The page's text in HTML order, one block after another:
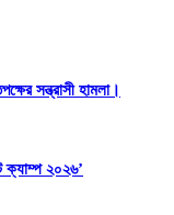
সন্ত্রাসী হামলা।
ক্যাম্প ২০২৬’